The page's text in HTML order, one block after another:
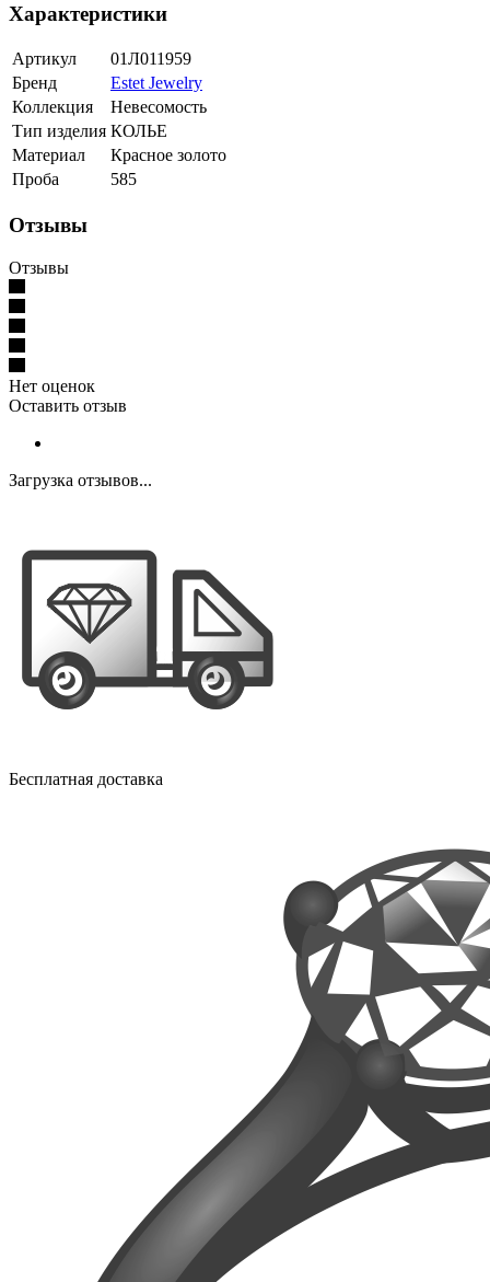
Характеристики
Артикул
01Л011959
Бренд
Estet Jewelry
Коллекция
Невесомость
Тип изделия КОЛЬЕ
Материал
Красное золото
Проба
585
Отзывы
Отзывы
Нет оценок
Оставить отзыв
Загрузка отзывов...
Бесплатная доставка